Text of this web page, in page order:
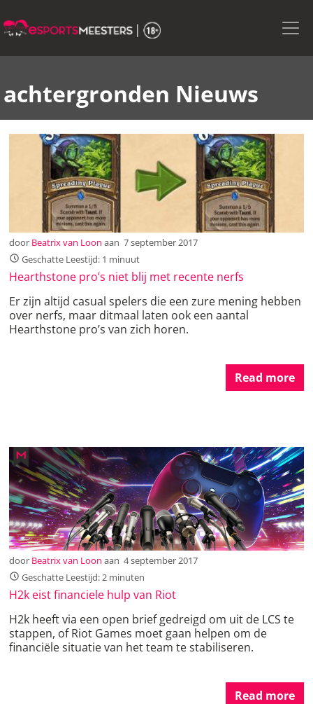
to
achtergronden Nieuws
door Beatrix van Loon aan 7 september 2017
Geschatte Leestijd: 1 minuut
Hearthstone pro’s niet blij met recente nerfs
Er zijn altijd casual spelers die een zure mening hebben
over nerfs, maar ditmaal laten ook een aantal
Hearthstone pro’s van zich horen.
Read more
door Beatrix van Loon aan 4 september 2017
Geschatte Leestijd: 2 minuten
H2k eist financiele hulp van Riot
H2k heeft via een open brief gedreigd om uit de LCS te
stappen, of Riot Games moet gaan helpen om de
financiële situatie van het team te stabiliseren.
Read more